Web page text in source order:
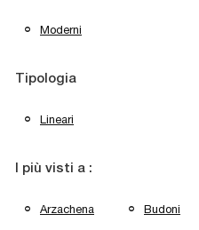
Moderni
Tipologia
Lineari
I più visti a :
Arzachena Budoni